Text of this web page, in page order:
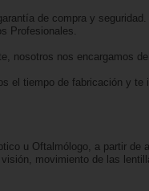
de compra y
Profesionales.
nosotros nos encargamos
el tiempo de fabricación y te
u Oftalmólogo, a partir de
movimiento de las